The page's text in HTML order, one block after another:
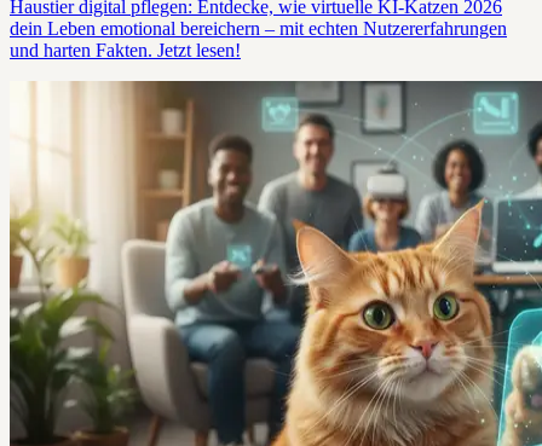
Haustier digital pflegen: Entdecke, wie virtuelle KI-Katzen 2026
dein Leben emotional bereichern – mit echten Nutzererfahrungen
und harten Fakten. Jetzt lesen!